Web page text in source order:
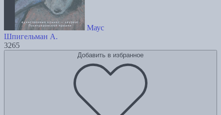
Маус
Шпигельман А.
3265
Добавить в избранное